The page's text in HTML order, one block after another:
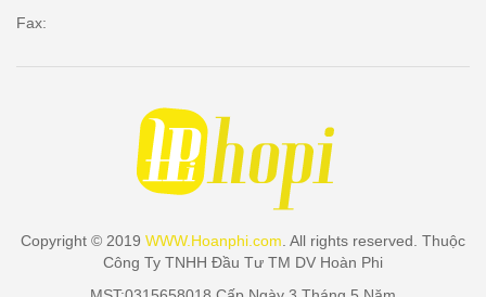
Fax:
Copyright © 2019 WWW.Hoanphi.com . All rights reserved. Thuộc
Công Ty TNHH Đầu Tư TM DV Hoàn Phi